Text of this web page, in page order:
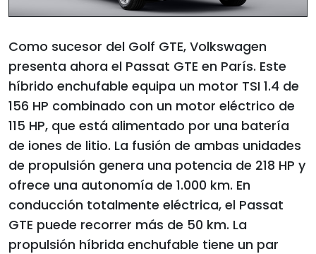
Como sucesor del Golf GTE, Volkswagen
presenta ahora el Passat GTE en París. Este
híbrido enchufable equipa un motor TSI 1.4 de
156 HP combinado con un motor eléctrico de
115 HP, que está alimentado por una batería
de iones de litio. La fusión de ambas unidades
de propulsión genera una potencia de 218 HP y
ofrece una autonomía de 1.000 km. En
conducción totalmente eléctrica, el Passat
GTE puede recorrer más de 50 km. La
propulsión híbrida enchufable tiene un par